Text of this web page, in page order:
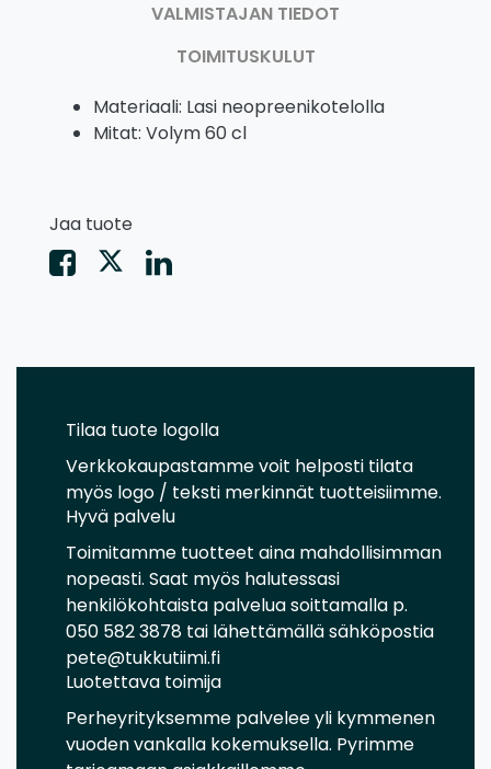
VALMISTAJAN TIEDOT
TOIMITUSKULUT
Materiaali: Lasi neopreenikotelolla
Mitat: Volym 60 cl
Jaa tuote
Tilaa tuote logolla
Verkkokaupastamme voit helposti tilata
myös logo / teksti merkinnät tuotteisiimme.
Hyvä palvelu
Toimitamme tuotteet aina mahdollisimman
nopeasti. Saat myös halutessasi
henkilökohtaista palvelua soittamalla p.
050 582 3878 tai lähettämällä sähköpostia
pete@tukkutiimi.fi
Luotettava toimija
Perheyrityksemme palvelee yli kymmenen
vuoden vankalla kokemuksella. Pyrimme